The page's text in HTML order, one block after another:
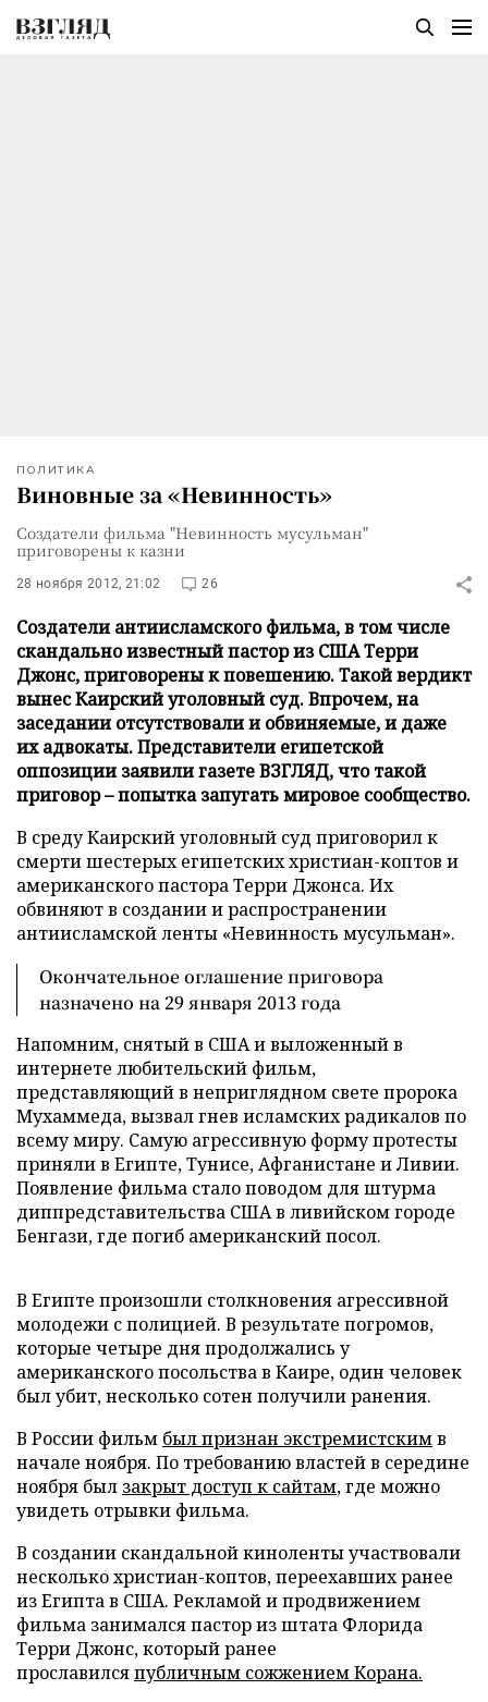
ПОЛИТИКА
Виновные за «Невинность»
Создатели фильма "Невинность мусульман"
приговорены к казни
28 ноября 2012, 21:02 26
Создатели антиисламского фильма, в том числе
скандально известный пастор из США Терри
Джонс, приговорены к повешению. Такой вердикт
вынес Каирский уголовный суд. Впрочем, на
заседании отсутствовали и обвиняемые, и даже
их адвокаты. Представители египетской
оппозиции заявили газете ВЗГЛЯД, что такой
приговор – попытка запугать мировое сообщество.
В среду Каирский уголовный суд приговорил к
смерти шестерых египетских христиан-коптов и
американского пастора Терри Джонса. Их
обвиняют в создании и распространении
антиисламской ленты «Невинность мусульман».
Окончательное оглашение приговора
назначено на 29 января 2013 года
Напомним, снятый в США и выложенный в
интернете любительский фильм,
представляющий в неприглядном свете пророка
Мухаммеда, вызвал гнев исламских радикалов по
всему миру. Самую агрессивную форму протесты
приняли в Египте, Тунисе, Афганистане и Ливии.
Появление фильма стало поводом для штурма
диппредставительства США в ливийском городе
Бенгази, где погиб американский посол.
В Египте произошли столкновения агрессивной
молодежи с полицией. В результате погромов,
которые четыре дня продолжались у
американского посольства в Каире, один человек
был убит, несколько сотен получили ранения.
В России фильм был признан экстремистскимв
начале ноября. По требованию властей в середине
ноября был закрыт доступ к сайтам, где можно
увидеть отрывки фильма.
В создании скандальной киноленты участвовали
несколько христиан-коптов, переехавших ранее
из Египта в США. Рекламой и продвижением
фильма занимался пастор из штата Флорида
Терри Джонс, который ранее
прославилсяпубличным сожжением Корана.